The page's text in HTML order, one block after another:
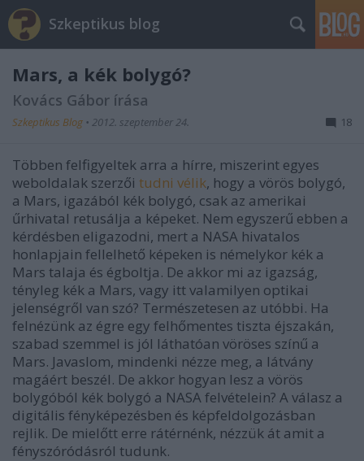
Szkeptikus blog
Mars, a kék bolygó?
Kovács Gábor írása
Szkeptikus Blog • 2012. szeptember 24. 18
Többen felfigyeltek arra a hírre, miszerint egyes
weboldalak szerzői tudni vélik, hogy a vörös bolygó,
a Mars, igazából kék bolygó, csak az amerikai
űrhivatal retusálja a képeket. Nem egyszerű ebben a
kérdésben eligazodni, mert a NASA hivatalos
honlapjain fellelhető képeken is némelykor kék a
Mars talaja és égboltja. De akkor mi az igazság,
tényleg kék a Mars, vagy itt valamilyen optikai
jelenségről van szó? Természetesen az utóbbi. Ha
felnézünk az égre egy felhőmentes tiszta éjszakán,
szabad szemmel is jól láthatóan vöröses színű a
Mars. Javaslom, mindenki nézze meg, a látvány
magáért beszél. De akkor hogyan lesz a vörös
bolygóból kék bolygó a NASA felvételein? A válasz a
digitális fényképezésben és képfeldolgozásban
rejlik. De mielőtt erre rátérnénk, nézzük át amit a
fényszóródásról tudunk.